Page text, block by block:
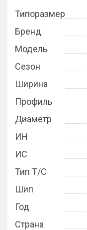
Типоразмер
Бренд
Модель
Сезон
Ширина
Профиль
Диаметр
ИН
ИС
Тип Т/С
Шип
Год
Страна